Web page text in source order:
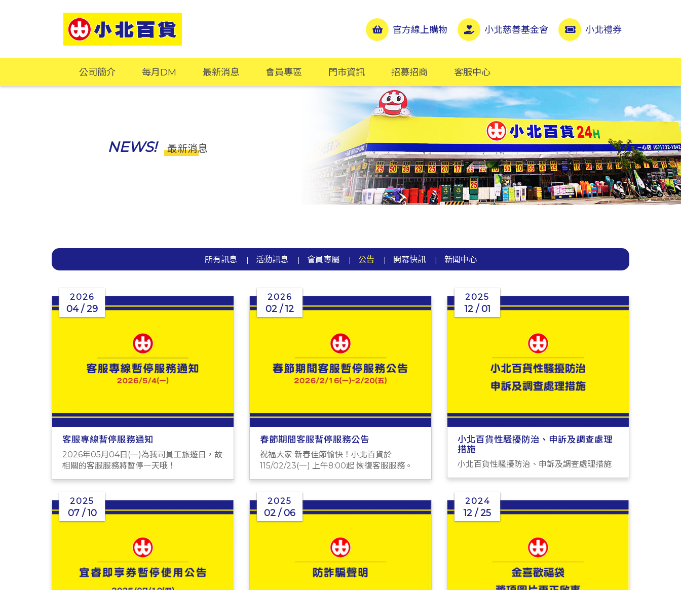
官方線上購物 小北慈善基金會 小北禮券
公司簡介 每月DM 最新消息 會員專區 門市資訊 招募招商 客服中心
NEWS! 最新消息
所有訊息 | 活動訊息 | 會員專屬| 公告 | 開幕快訊| 新聞中心
2026
04 / 29
客服專線暫停服務通知
2026年05月04日(一)為我司員工旅遊日，故
相關的客服服務將暫停一天哦！
2026
02 / 12
春節期間客服暫停服務公告
祝福大家 新春佳節愉快！小北百貨於
115/02/23(一) 上午8:00起 恢復客服服務。
2025
12 / 01
小北百貨性騷擾防治、申訴及調查處理
措施
小北百貨性騷擾防治、申訴及調查處理措施
2025
07 / 10
2025
02 / 06
2024
12 / 25